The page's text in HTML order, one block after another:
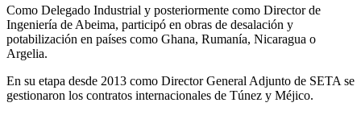
Como Delegado Industrial y posteriormente como Director de
Ingeniería de Abeima, participó en obras de desalación y
potabilización en países como Ghana, Rumanía, Nicaragua o
Argelia.
En su etapa desde 2013 como Director General Adjunto de SETA se
gestionaron los contratos internacionales de Túnez y Méjico.